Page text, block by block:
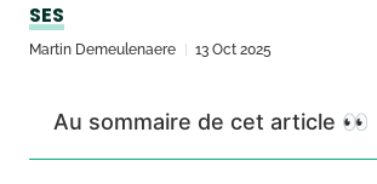
SES
Martin Demeulenaere 13 Oct 2025
Au sommaire de cet article 👀